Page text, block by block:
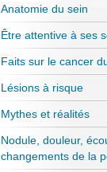
Anatomie du sein
Être attentive à ses
Faits sur le cancer
Lésions à risque
Mythes et réalités
Nodule, douleur,
changements de la